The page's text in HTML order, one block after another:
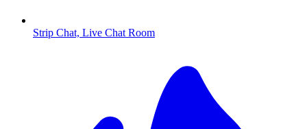
Strip Chat, Live Chat Room